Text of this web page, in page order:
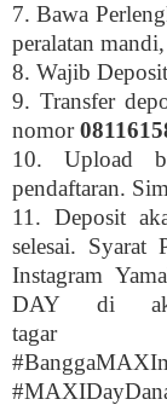
7. Bawa
peralatan
8. Wajib
9. Transfer
nomor
10. Upload
pendaftaran.
11. Deposit
selesai. Syarat
Instagram
DAY di
tagar